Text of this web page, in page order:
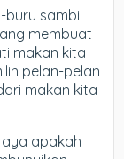
buru sambil
membuat
makan kita
pelan-pelan
makan kita
apakah